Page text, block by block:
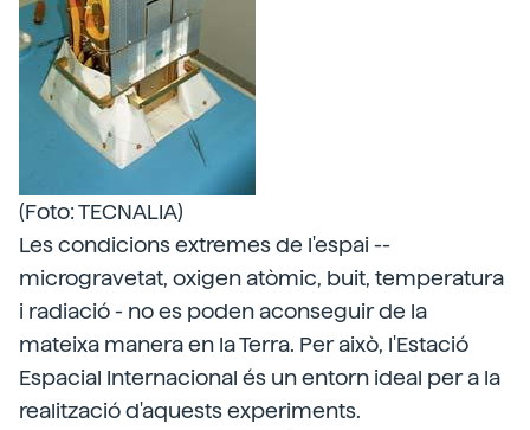
(Foto: TECNALIA)
Les condicions extremes de l'espai --
microgravetat, oxigen atòmic, buit, temperatura
i radiació - no es poden aconseguir de la
mateixa manera en la Terra. Per això, l'Estació
Espacial Internacional és un entorn ideal per a la
realització d'aquests experiments.